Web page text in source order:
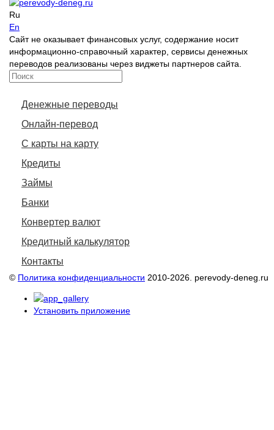
Ru
En
Сайт не оказывает финансовых услуг, содержание носит
информационно-справочный характер, сервисы денежных
переводов реализованы через виджеты партнеров сайта.
Денежные переводы
Онлайн-перевод
С карты на карту
Кредиты
Займы
Банки
Конвертер валют
Кредитный калькулятор
Контакты
© Политика конфиденциальности 2010-2026. perevody-deneg.ru
Установить приложение